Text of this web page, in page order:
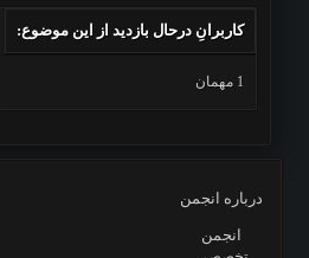
کاربرانِ درحال بازدید از این موضوع:
1 مهمان
درباره انجمن
انجمن